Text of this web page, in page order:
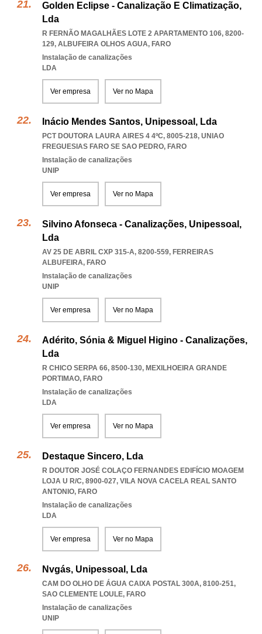
Golden Eclipse - Canalização E Climatização,
Lda
R FERNÃO MAGALHÃES LOTE 2 APARTAMENTO 106, 8200-
129, ALBUFEIRA OLHOS AGUA, FARO
Instalação de canalizações
LDA
Ver empresa Ver no Mapa
Inácio Mendes Santos, Unipessoal, Lda
PCT DOUTORA LAURA AIRES 4 4ºC, 8005-218, UNIAO
FREGUESIAS FARO SE SAO PEDRO, FARO
Instalação de canalizações
UNIP
Ver empresa Ver no Mapa
Silvino Afonseca - Canalizações, Unipessoal,
Lda
AV 25 DE ABRIL CXP 315-A, 8200-559, FERREIRAS
ALBUFEIRA, FARO
Instalação de canalizações
UNIP
Ver empresa Ver no Mapa
Adérito, Sónia & Miguel Higino - Canalizações,
Lda
R CHICO SERPA 66, 8500-130, MEXILHOEIRA GRANDE
PORTIMAO, FARO
Instalação de canalizações
LDA
Ver empresa Ver no Mapa
Destaque Sincero, Lda
R DOUTOR JOSÉ COLAÇO FERNANDES EDIFÍCIO MOAGEM
LOJA U R/C, 8900-027, VILA NOVA CACELA REAL SANTO
ANTONIO, FARO
Instalação de canalizações
LDA
Ver empresa Ver no Mapa
Nvgás, Unipessoal, Lda
CAM DO OLHO DE ÁGUA CAIXA POSTAL 300A, 8100-251,
SAO CLEMENTE LOULE, FARO
Instalação de canalizações
UNIP